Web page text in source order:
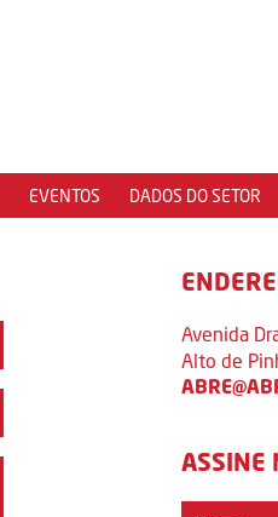
EVENTOS DADOS DO SETOR
Avenida
Alto de
ASSINE